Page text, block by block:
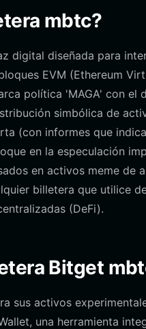
mbtc?
digital diseñada para
EVM (Ethereum
política 'MAGA' con
simbólica de
(con informes que
en la especulación
en activos meme
billetera que utilice
(DeFi).
Bitget
sus activos
una herramienta